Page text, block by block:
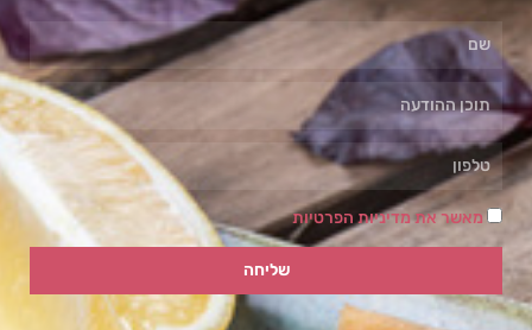
מאשר את מדיניות הפרטיות
שליחה